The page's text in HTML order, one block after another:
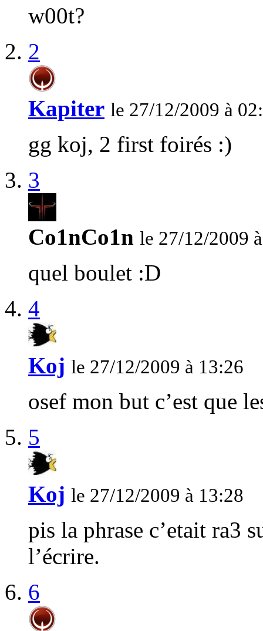
w00t?
2
Kapiter le 27/12/2009 à
gg koj, 2 first foirés :)
3
Co1nCo1n le 27/12/2009
quel boulet :D
4
Koj le 27/12/2009 à 13:26
osef mon but c’est que
5
Koj le 27/12/2009 à 13:28
pis la phrase c’etait ra3
l’écrire.
6